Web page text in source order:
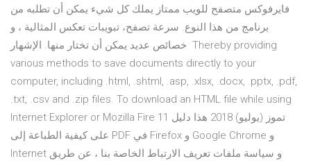
فايرفوكس متصفح للويب ممتاز يملك كل شيء يمكن أن تطلبه من
برنامج من هذا النوع. سرعة تصفح، تبويبات تعكس المثالية ، و
خصائص عديد يمكن أن تختار منها. الإشهار Thereby providing
various methods to save documents directly to your
computer, including .html, .shtml, .asp, .xlsx, .docx, .pptx, .pdf,
.txt, .csv and .zip files. To download an HTML file while using
Internet Explorer or Mozilla Fire 11 تموز (يوليو) 2018 هذا دليل
على كيفية الطباعة إلى PDF في Firefox و Google Chrome و
Internet و سياسة ملفات تعريف الارتباط الخاصة بنا ، عن طريق